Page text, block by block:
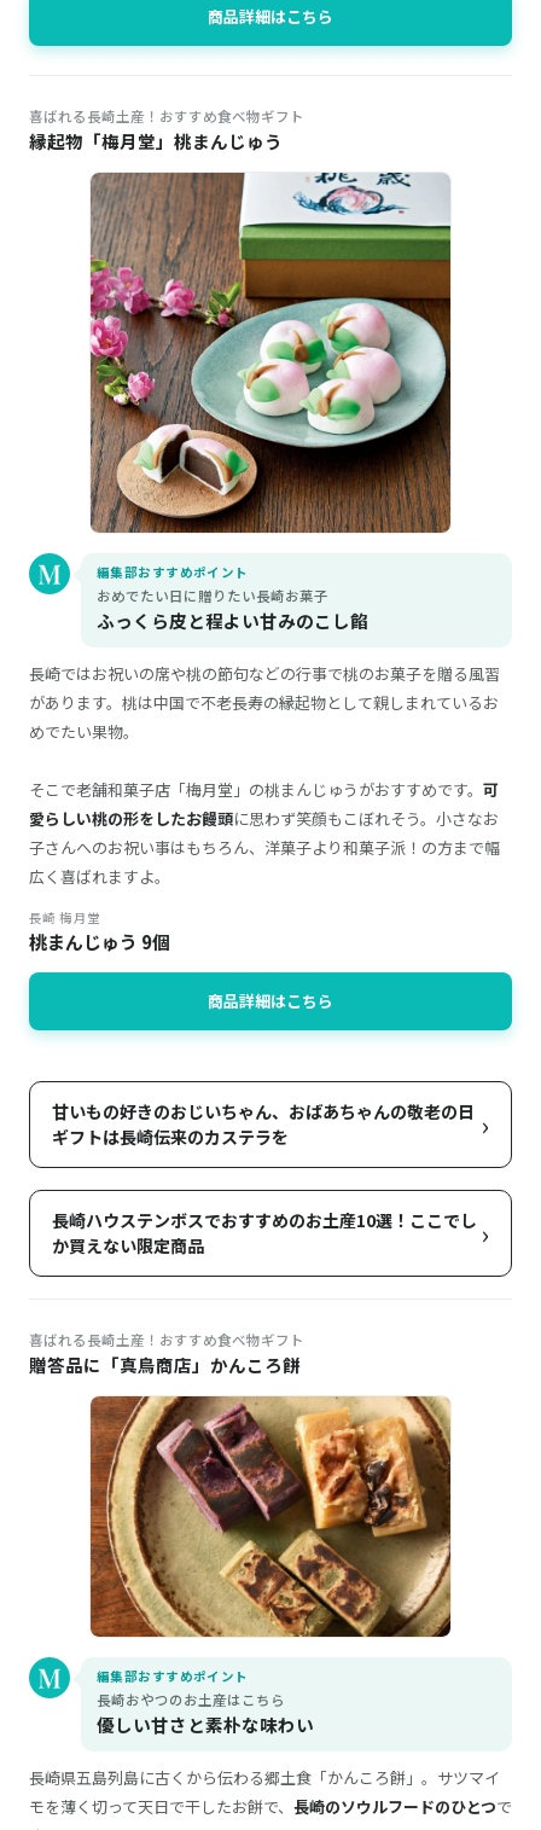
商品詳細はこちら
喜ばれる長崎土産！おすすめ食べ物ギフト
縁起物「梅月堂」桃まんじゅう
編集部おすすめポイント
おめでたい日に贈りたい長崎お菓子
ふっくら皮と程よい甘みのこし餡
長崎ではお祝いの席や桃の節句などの行事で桃のお菓子を贈る風習
があります。桃は中国で不老長寿の縁起物として親しまれているお
めでたい果物。
そこで老舗和菓子店「梅月堂」の桃まんじゅうがおすすめです。 可
愛らしい桃の形をしたお饅頭に思わず笑顔もこぼれそう。小さなお
子さんへのお祝い事はもちろん、洋菓子より和菓子派！の方まで幅
広く喜ばれますよ。
長崎 梅月堂
桃まんじゅう 9個
商品詳細はこちら
甘いもの好きのおじいちゃん、おばあちゃんの敬老の日
ギフトは長崎伝来のカステラを
›
長崎ハウステンボスでおすすめのお土産10選！ここでし
か買えない限定商品
›
喜ばれる長崎土産！おすすめ食べ物ギフト
贈答品に「真鳥商店」かんころ餅
編集部おすすめポイント
長崎おやつのお土産はこちら
優しい甘さと素朴な味わい
長崎県五島列島に古くから伝わる郷土食「かんころ餅」。サツマイ
モを薄く切って天日で干したお餅で、 長崎のソウルフードのひとつで